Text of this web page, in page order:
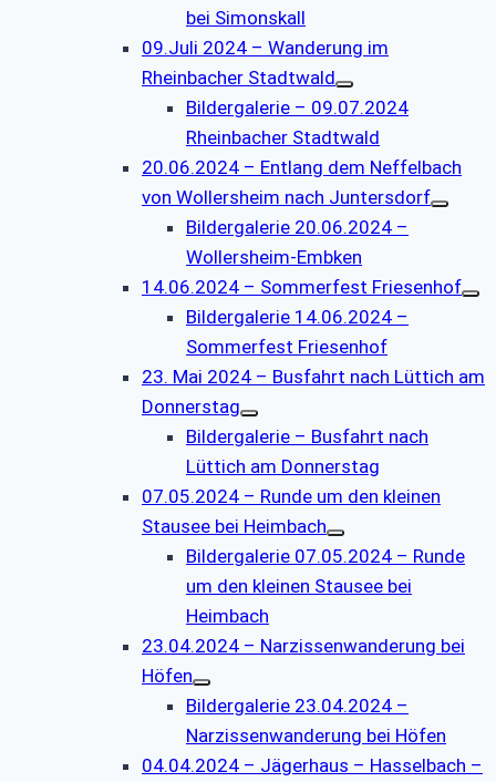
bei Simonskall
09.Juli 2024 – Wanderung im
Rheinbacher Stadtwald
Bildergalerie – 09.07.2024
Rheinbacher Stadtwald
20.06.2024 – Entlang dem Neffelbach
von Wollersheim nach Juntersdorf
Bildergalerie 20.06.2024 –
Wollersheim-Embken
14.06.2024 – Sommerfest Friesenhof
Bildergalerie 14.06.2024 –
Sommerfest Friesenhof
23. Mai 2024 – Busfahrt nach Lüttich am
Donnerstag
Bildergalerie – Busfahrt nach
Lüttich am Donnerstag
07.05.2024 – Runde um den kleinen
Stausee bei Heimbach
Bildergalerie 07.05.2024 – Runde
um den kleinen Stausee bei
Heimbach
23.04.2024 – Narzissenwanderung bei
Höfen
Bildergalerie 23.04.2024 –
Narzissenwanderung bei Höfen
04.04.2024 – Jägerhaus – Hasselbach –